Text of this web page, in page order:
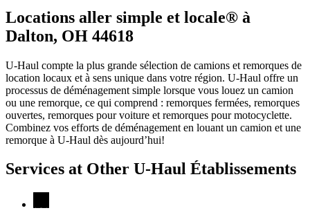
Locations aller simple et locale® à
Dalton, OH 44618
U-Haul compte la plus grande sélection de camions et remorques de
location locaux et à sens unique dans votre région. U-Haul offre un
processus de déménagement simple lorsque vous louez un camion
ou une remorque, ce qui comprend : remorques fermées, remorques
ouvertes, remorques pour voiture et remorques pour motocyclette.
Combinez vos efforts de déménagement en louant un camion et une
remorque à U-Haul dès aujourd’hui!
Services at Other U-Haul Établissements